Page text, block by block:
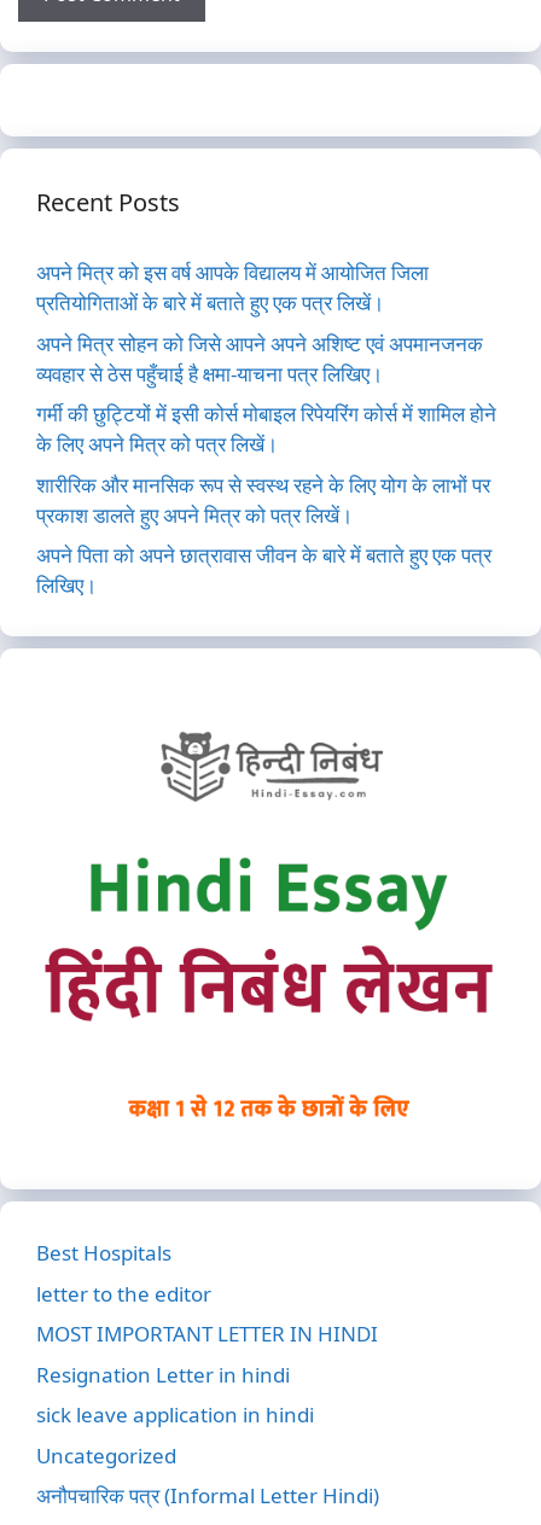
Recent Posts
अपने मित्र को इस वर्ष आपके विद्यालय में आयोजित जिला
प्रतियोगिताओं के बारे में बताते हुए एक पत्र लिखें।
अपने मित्र सोहन को जिसे आपने अपने अशिष्ट एवं अपमानजनक
व्यवहार से ठेस पहुँचाई है क्षमा-याचना पत्र लिखिए।
गर्मी की छुट्टियों में इसी कोर्स मोबाइल रिपेयरिंग कोर्स में शामिल होने
के लिए अपने मित्र को पत्र लिखें।
शारीरिक और मानसिक रूप से स्वस्थ रहने के लिए योग के लाभों पर
प्रकाश डालते हुए अपने मित्र को पत्र लिखें।
अपने पिता को अपने छात्रावास जीवन के बारे में बताते हुए एक पत्र
लिखिए।
Best Hospitals
letter to the editor
MOST IMPORTANT LETTER IN HINDI
Resignation Letter in hindi
sick leave application in hindi
Uncategorized
अनौपचारिक पत्र (Informal Letter Hindi)